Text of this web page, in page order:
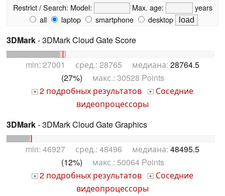
Restrict / Search: Model: Max. age:
years
all
laptop smartphone desktop
3DMark- 3DMark Cloud Gate Score
min: 27001 сред.: 28765 медиана: 28764.5
(27%) макс.: 30528 Points
+ 2 подробных результатов + Соседние
видеопроцессоры
3DMark- 3DMark Cloud Gate Graphics
min: 46927 сред.: 48496 медиана: 48495.5
(12%) макс.: 50064 Points
+ 2 подробных результатов + Соседние
видеопроцессоры